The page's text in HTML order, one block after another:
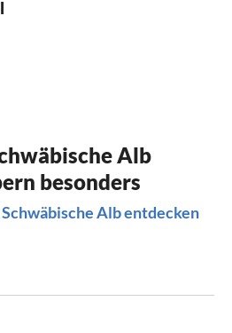
Alb
besonders
Alb entdecken